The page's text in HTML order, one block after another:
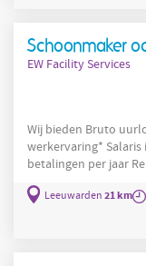
ons wooncentrum in
Schoonmaker
EW Facility Services
Wij bieden Bruto uurloon vanaf €15,52, afhankelijk van je
werkervaring* Salaris iedere 4 weken, dus standaard 13
betalingen per jaar Reiskostenvergoeding vanaf 20 kilometer per
dag van €0,14 per kilometer 8% vakantiegeld,
10% opbouw van
vakantiedagen bij
Leeuwarden 21 km